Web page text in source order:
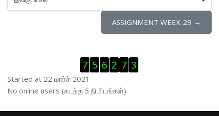
இங்கு செல்
ASSIGNMENT WEEK 29 →
Visitor Counter ஐத் தவிர்
7 5 6 2 7 3
Started at 22 மார்ச் 2021
இணைப்புநிலைப் பயனாளர் ஐத் தவிர்
No online users (கடந்த 5 நிமிடங்கள்)